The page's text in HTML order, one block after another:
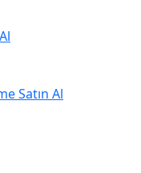
Satın Al